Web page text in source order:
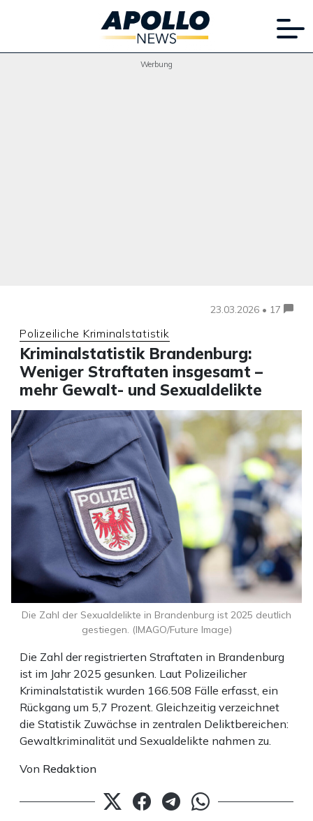
Werbung
23.03.2026 • 17
Polizeiliche Kriminalstatistik
Kriminalstatistik Brandenburg:
Weniger Straftaten insgesamt –
mehr Gewalt- und Sexualdelikte
Die Zahl der registrierten Straftaten in Brandenburg
ist im Jahr 2025 gesunken. Laut Polizeilicher
Kriminalstatistik wurden 166.508 Fälle erfasst, ein
Rückgang um 5,7 Prozent. Gleichzeitig verzeichnet
die Statistik Zuwächse in zentralen Deliktbereichen:
Gewaltkriminalität und Sexualdelikte nahmen zu.
Von Redaktion
Die Zahl der Sexualdelikte in Brandenburg ist 2025 deutlich
gestiegen. (IMAGO/Future Image)